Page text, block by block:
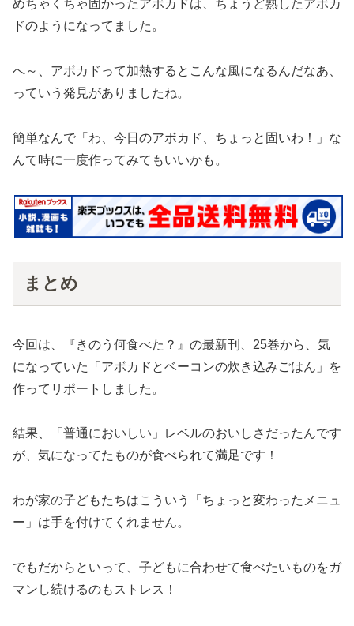
めちゃくちゃ固かったアボカドは、ちょうど熟したアボカ
ドのようになってました。
へ～、アボカドって加熱するとこんな風になるんだなあ、
っていう発見がありましたね。
簡単なんで「わ、今日のアボカド、ちょっと固いわ！」な
んて時に一度作ってみてもいいかも。
まとめ
今回は、『きのう何食べた？』の最新刊、25巻から、気
になっていた「アボカドとベーコンの炊き込みごはん」を
作ってリポートしました。
結果、「普通においしい」レベルのおいしさだったんです
が、気になってたものが食べられて満足です！
わが家の子どもたちはこういう「ちょっと変わったメニュ
ー」は手を付けてくれません。
でもだからといって、子どもに合わせて食べたいものをガ
マンし続けるのもストレス！